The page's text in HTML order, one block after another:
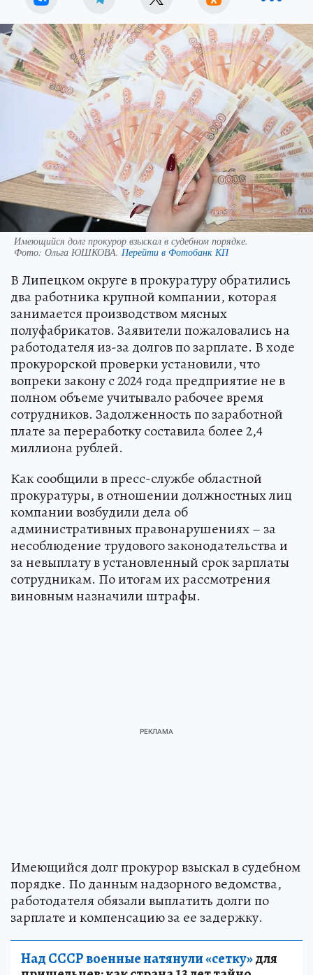
Имеющийся долг прокурор взыскал в судебном порядке.
Фото: Ольга ЮШКОВА. Перейти в Фотобанк КП
В Липецком округе в прокуратуру обратились
два работника крупной компании, которая
занимается производством мясных
полуфабрикатов. Заявители пожаловались на
работодателя из-за долгов по зарплате. В ходе
прокурорской проверки установили, что
вопреки закону с 2024 года предприятие не в
полном объеме учитывало рабочее время
сотрудников. Задолженность по заработной
плате за переработку составила более 2,4
миллиона рублей.
Как сообщили в пресс-службе областной
прокуратуры, в отношении должностных лиц
компании возбудили дела об
административных правонарушениях – за
несоблюдение трудового законодательства и
за невыплату в установленный срок зарплаты
сотрудникам. По итогам их рассмотрения
виновным назначили штрафы.
Имеющийся долг прокурор взыскал в судебном
порядке. По данным надзорного ведомства,
работодателя обязали выплатить долги по
зарплате и компенсацию за ее задержку.
Над СССР военные натянули «сетку»для